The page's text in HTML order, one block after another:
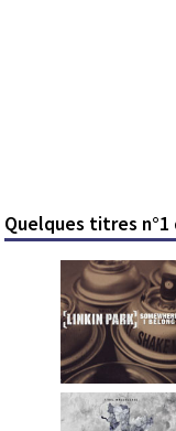
Quelques titres n°1